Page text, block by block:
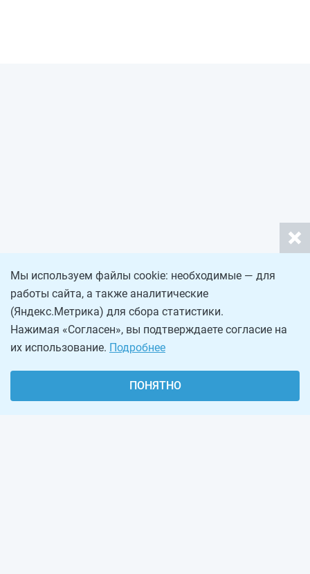
Мы используем файлы cookie: необходимые — для
работы сайта, а также аналитические
(Яндекс.Метрика) для сбора статистики.
Нажимая «Согласен», вы подтверждаете согласие на
их использование. Подробнее
ПОНЯТНО